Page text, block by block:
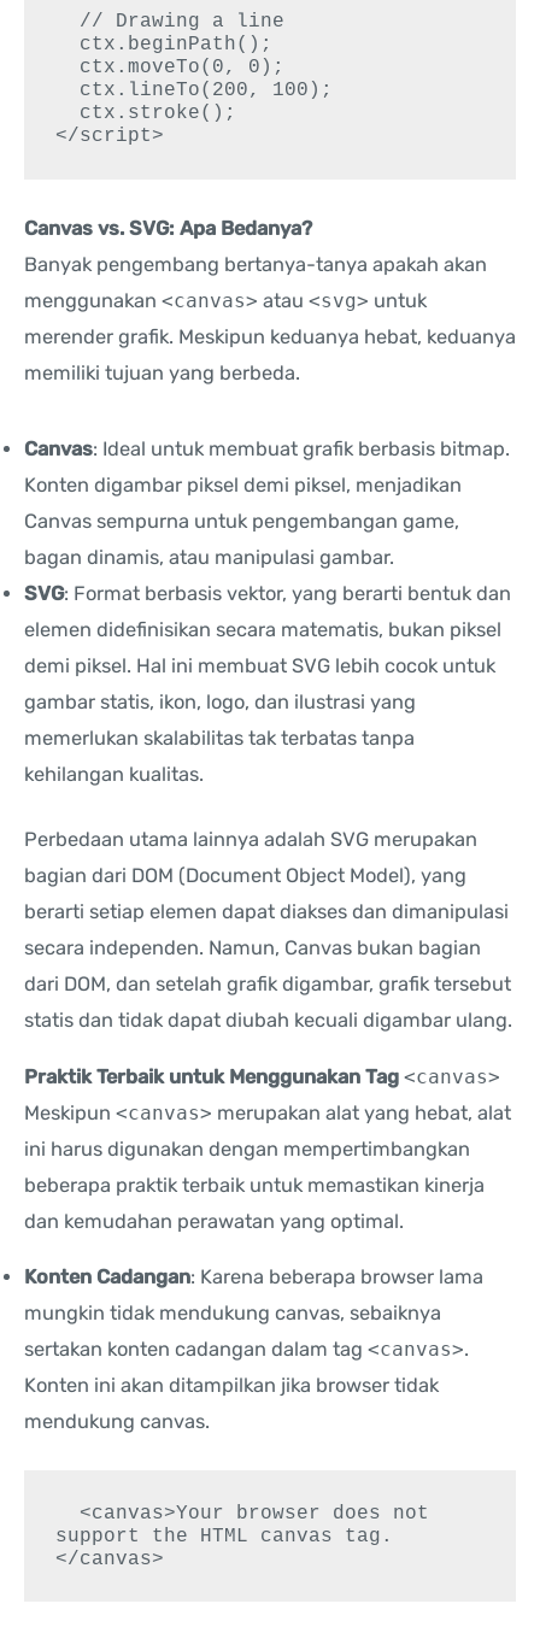
</script>
Canvas vs. SVG: Apa Bedanya?
Banyak pengembang bertanya-tanya apakah akan
menggunakan <canvas> atau <svg> untuk
merender grafik. Meskipun keduanya hebat, keduanya
memiliki tujuan yang berbeda.
Canvas: Ideal untuk membuat grafik berbasis bitmap.
Konten digambar piksel demi piksel, menjadikan
Canvas sempurna untuk pengembangan game,
bagan dinamis, atau manipulasi gambar.
SVG: Format berbasis vektor, yang berarti bentuk dan
elemen didefinisikan secara matematis, bukan piksel
demi piksel. Hal ini membuat SVG lebih cocok untuk
gambar statis, ikon, logo, dan ilustrasi yang
memerlukan skalabilitas tak terbatas tanpa
kehilangan kualitas.
Perbedaan utama lainnya adalah SVG merupakan
bagian dari DOM (Document Object Model), yang
berarti setiap elemen dapat diakses dan dimanipulasi
secara independen. Namun, Canvas bukan bagian
dari DOM, dan setelah grafik digambar, grafik tersebut
statis dan tidak dapat diubah kecuali digambar ulang.
Praktik Terbaik untuk Menggunakan Tag <canvas>
Meskipun <canvas> merupakan alat yang hebat, alat
ini harus digunakan dengan mempertimbangkan
beberapa praktik terbaik untuk memastikan kinerja
dan kemudahan perawatan yang optimal.
Konten Cadangan: Karena beberapa browser lama
mungkin tidak mendukung canvas, sebaiknya
sertakan konten cadangan dalam tag <canvas>.
Konten ini akan ditampilkan jika browser tidak
mendukung canvas.
support the HTML canvas tag.
</canvas>